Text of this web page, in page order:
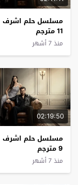
مسلسل حلم اشرف
11 مترجم
منذ 7 أشهر
02:19:50
مسلسل حلم اشرف
9 مترجم
منذ 7 أشهر